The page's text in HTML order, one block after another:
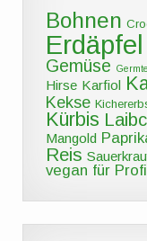
Bohnen
Erdäpfel
Gemüse
Hirse Karfiol
Kekse
Kürbis
Mangold
Reis
vegan für